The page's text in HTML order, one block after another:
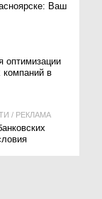
Ваш
оптимизации
компаний в
/ РЕКЛАМА